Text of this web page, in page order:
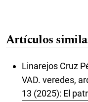
Artículos
Linarejos Cruz
VAD. veredes,
13 (2025): El